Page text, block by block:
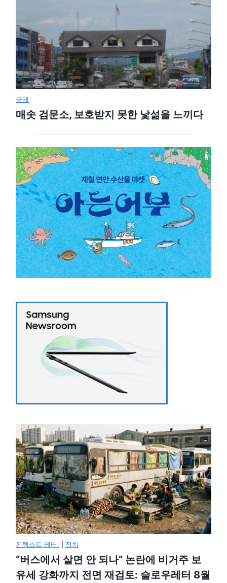
국제
매솟 검문소, 보호받지 못한 낯섦을 느끼다
컨텍스트 레터. 정치
“버스에서 살면 안 되나” 논란에 비거주 보
유세 강화까지 전면 재검토: 슬로우레터 8월